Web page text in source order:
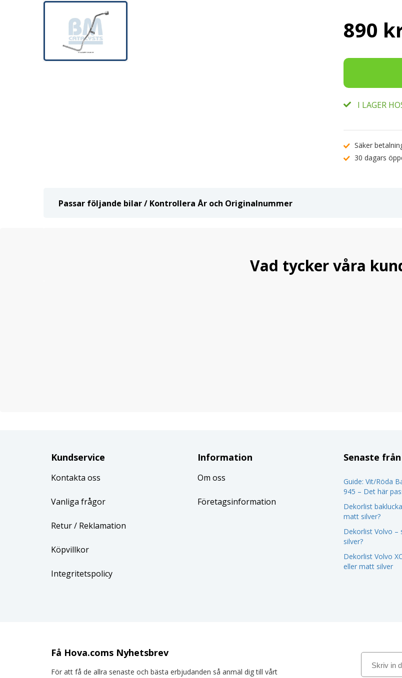
890
I LAGER
Säker
30 dagars
Passar följande bilar / Kontrollera År och Originalnummer
Vad tycker våra
Kundservice
Kontakta oss
Vanliga frågor
Retur/ Reklamation
Köpvillkor
Integritetspolicy
Information
Om oss
Företagsinformation
Senaste
Guide: Vit/Röda
945 – Det här
Dekorlist
matt silver?
Dekorlist Volvo
silver?
Dekorlist Volvo
eller matt silver
Få Hova.coms Nyhetsbrev
För att få de allra senaste och bästa erbjudanden så anmäl dig till vårt